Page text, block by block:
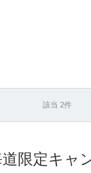
該当 2件
限定キャ